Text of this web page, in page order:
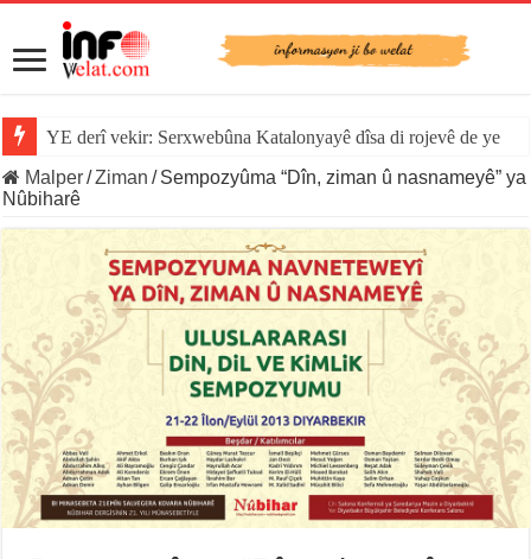
YE derî vekir: Serxwebûna Katalonyayê dîsa di rojevê de ye
Malper/Ziman / Sempozyûma “Dîn, ziman û nasnameyê” ya
Nûbiharê